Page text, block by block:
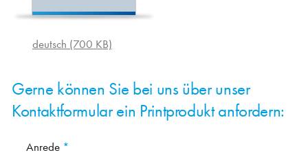
deutsch (700 KB)
Gerne können Sie bei uns über unser
Kontaktformular ein Printprodukt anfordern:
Anrede